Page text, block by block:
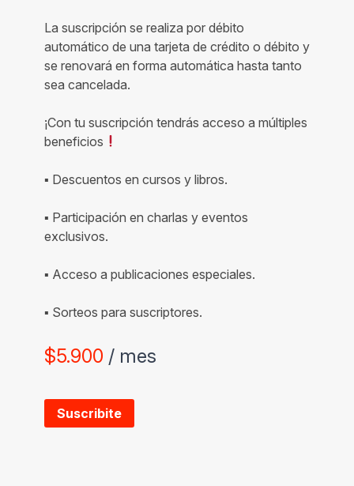
La suscripción se realiza por débito
automático de una tarjeta de crédito o débito y
se renovará en forma automática hasta tanto
sea cancelada.
¡Con tu suscripción tendrás acceso a múltiples
beneficios
▪ Descuentos en cursos y libros.
▪ Participación en charlas y eventos
exclusivos.
▪ Acceso a publicaciones especiales.
▪ Sorteos para suscriptores.
$5.900 / mes
Suscribite